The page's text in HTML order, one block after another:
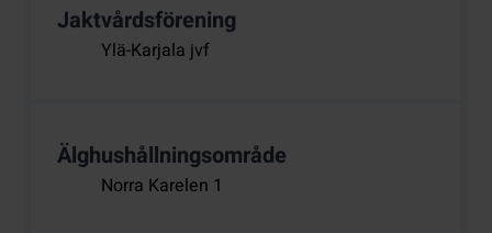
Jaktvårdsförening
Ylä-Karjala jvf
Älghushållningsområde
Norra Karelen 1